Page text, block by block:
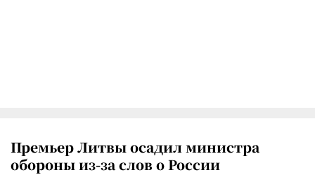
Премьер Литвы осадил министра
обороны из-за слов о России